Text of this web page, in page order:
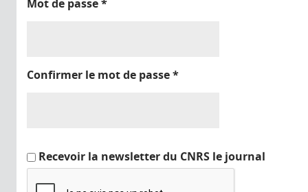
Mot de passe*
Confirmer le mot de passe*
Recevoir la newsletter du CNRS le journal